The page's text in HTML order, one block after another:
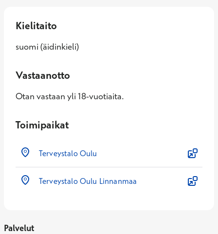
Kielitaito
suomi (äidinkieli)
Vastaanotto
Otan vastaan yli 18-vuotiaita.
Toimipaikat
Terveystalo Oulu
Terveystalo Oulu Linnanmaa
Palvelut